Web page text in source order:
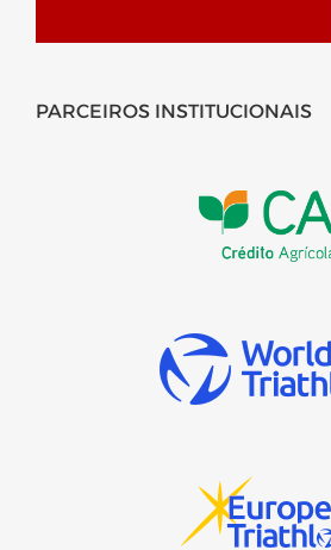
PARCEIROS INSTITUCIONAIS